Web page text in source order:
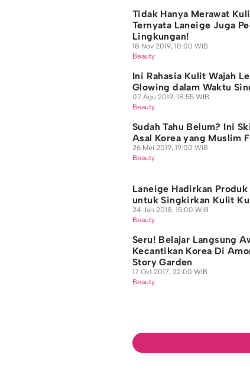
Tidak Hanya Merawat
Ternyata Laneige Juga
Lingkungan!
18 Nov 2019, 10:00 WIB
Beauty
Ini Rahasia Kulit Wajah
Glowing dalam Waktu
07 Agu 2019, 18:55 WIB
Beauty
Sudah Tahu Belum? Ini
Asal Korea yang Muslim
26 Mei 2019, 19:00 WIB
Beauty
Laneige Hadirkan Produk
untuk Singkirkan Kulit
24 Jan 2018, 15:00 WIB
Beauty
Seru! Belajar Langsung
Kecantikan Korea Di
Story Garden
17 Okt 2017, 22:00 WIB
Beauty